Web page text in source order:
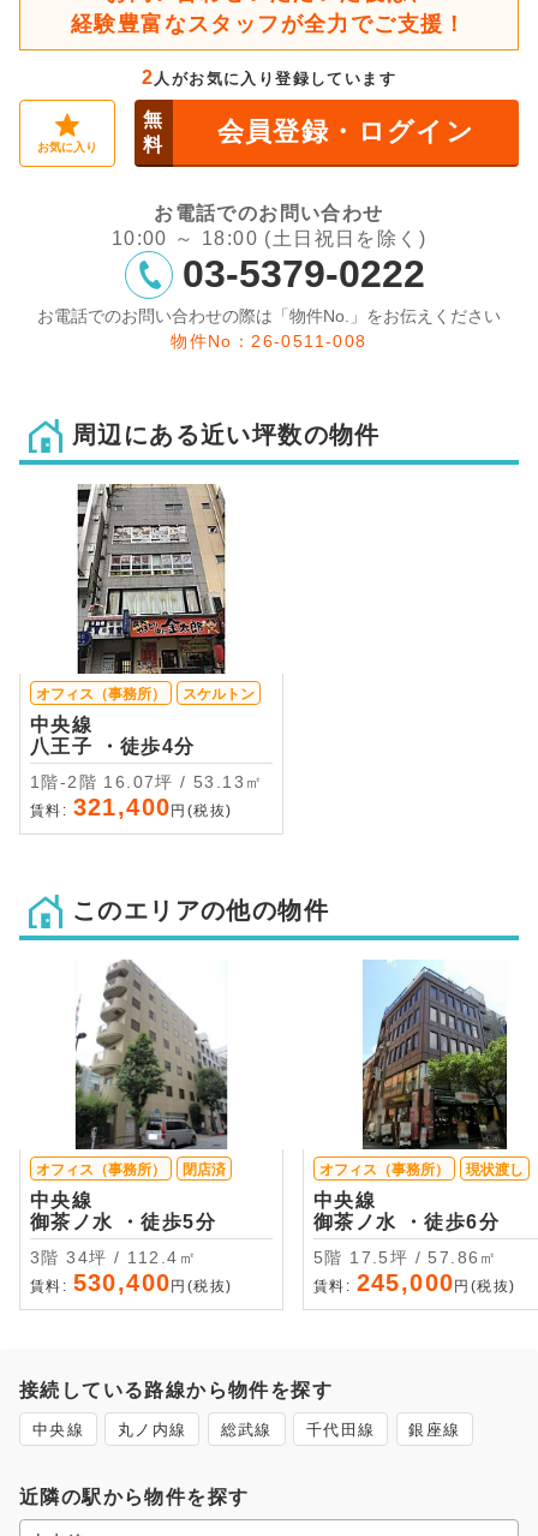
経験豊富なスタッフが全力でご支援！
2人がお気に入り登録しています
お気に入り
無
料
会員登録・ログイン
お電話でのお問い合わせ
10:00 ～ 18:00 (土日祝日を除く)
03-5379-0222
お電話でのお問い合わせの際は「物件No.」をお伝えください
物件No：26-0511-008
周辺にある近い坪数の物件
オフィス（事務所） スケルトン
中央線
八王子 ・徒歩4分
1階-2階 16.07坪 / 53.13㎡
賃料: 321,400 円(税抜)
このエリアの他の物件
オフィス（事務所） 閉店済
中央線
御茶ノ水 ・徒歩5分
3階 34坪 / 112.4㎡
賃料: 530,400 円(税抜)
オフィス（事務所） 現状渡し
中央線
御茶ノ水 ・徒歩6分
5階 17.5坪 / 57.86㎡
賃料: 245,000 円(税抜)
接続している路線から物件を探す
中央線 丸ノ内線 総武線 千代田線 銀座線
近隣の駅から物件を探す